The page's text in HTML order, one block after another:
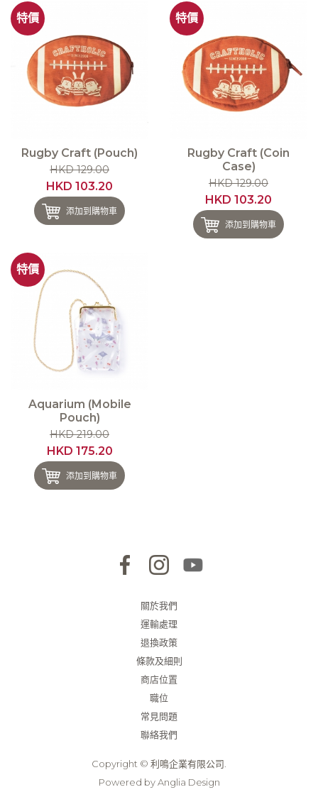
特價
Rugby Craft (Pouch)
HKD 129.00
HKD 103.20
添加到購物車
特價
Rugby Craft (Coin
Case)
HKD 129.00
HKD 103.20
添加到購物車
特價
Aquarium (Mobile
Pouch)
HKD 219.00
HKD 175.20
添加到購物車
關於我們
運輸處理
退換政策
條款及細則
商店位置
職位
常見問題
聯絡我們
Copyright © 利鳴企業有限公司.
Powered byAnglia Design